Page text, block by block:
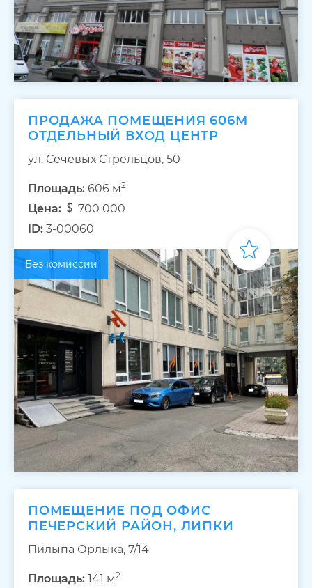
ПРОДАЖА ПОМЕЩЕНИЯ 606М
ОТДЕЛЬНЫЙ ВХОД ЦЕНТР
ул. Сечевых Стрельцов, 50
Площадь: 606 м2
Цена:
700 000
ID: 3-00060
Без комиссии
ПОМЕЩЕНИЕ ПОД ОФИС
ПЕЧЕРСКИЙ РАЙОН, ЛИПКИ
Пилыпа Орлыка, 7/14
Площадь: 141 м2